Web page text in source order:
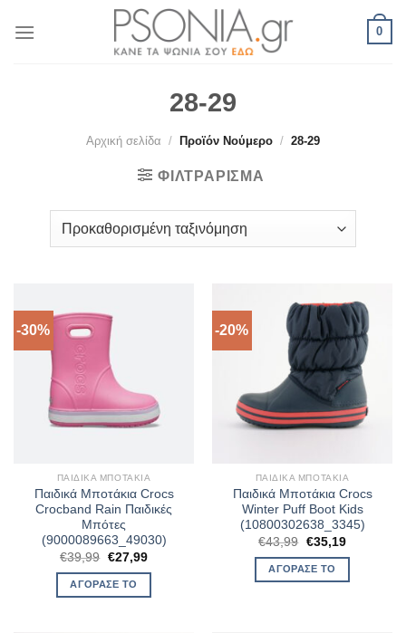
0
28-29
Αρχική σελίδα / Προϊόν Νούμερο / 28-29
ΦΙΛΤΡΆΡΙΣΜΑ
-30%
ΠΑΙΔΙΚΆ ΜΠΟΤΆΚΙΑ
Παιδικά Μποτάκια Crocs
Crocband Rain Παιδικές
Μπότες
(9000089663_49030)
€39,99 Original
price
was:
€39,99.
€27,99Η
ΑΓΌΡΑΣΈ ΤΟ
-20%
ΠΑΙΔΙΚΆ ΜΠΟΤΆΚΙΑ
Παιδικά Μποτάκια Crocs
Winter Puff Boot Kids
(10800302638_3345)
€43,99 Original
price
was:
€43,99.
€35,19Η
ΑΓΌΡΑΣΈ ΤΟ